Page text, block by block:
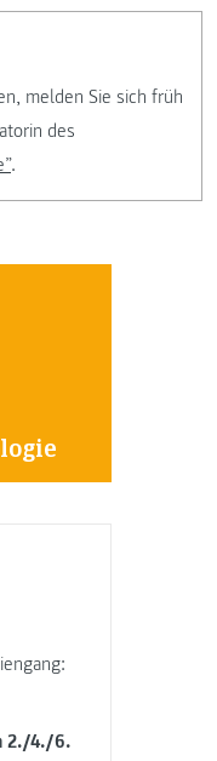
2./4./6.
melden Sie sich früh
des
.